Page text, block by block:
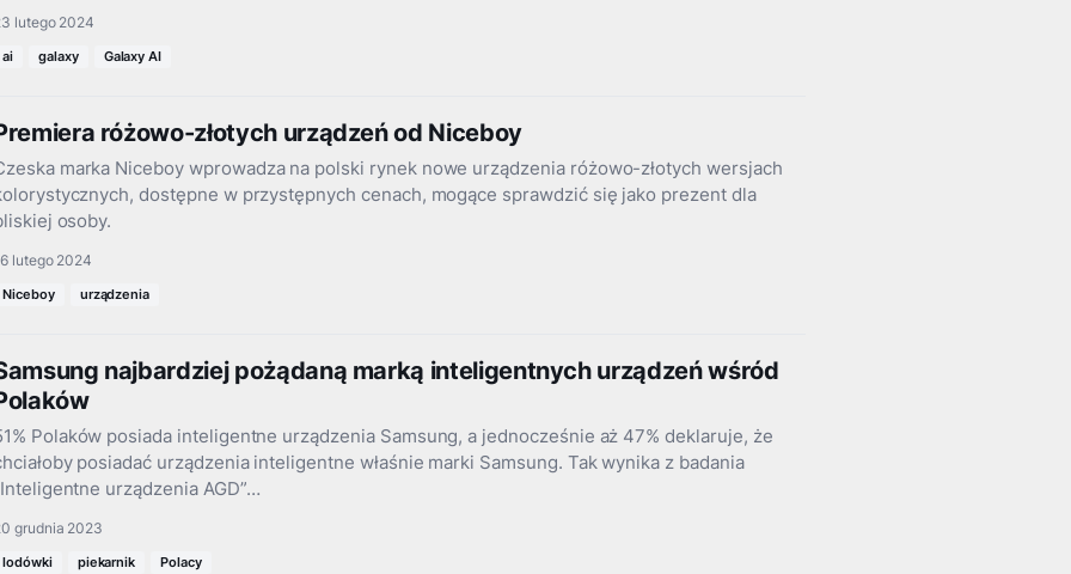
lutego 2024
ai galaxy Galaxy AI
różowo-złotych urządzeń od Niceboy
marka Niceboy wprowadza na polski rynek nowe urządzenia różowo-złotych wersjach
dostępne w przystępnych cenach, mogące sprawdzić się jako prezent dla
osoby.
lutego 2024
Niceboy urządzenia
najbardziej pożądaną marką inteligentnych urządzeń wśród
Polaków posiada inteligentne urządzenia Samsung, a jednocześnie aż 47% deklaruje, że
posiadać urządzenia inteligentne właśnie marki Samsung. Tak wynika z badania
urządzenia AGD”…
grudnia 2023
lodówki piekarnik Polacy